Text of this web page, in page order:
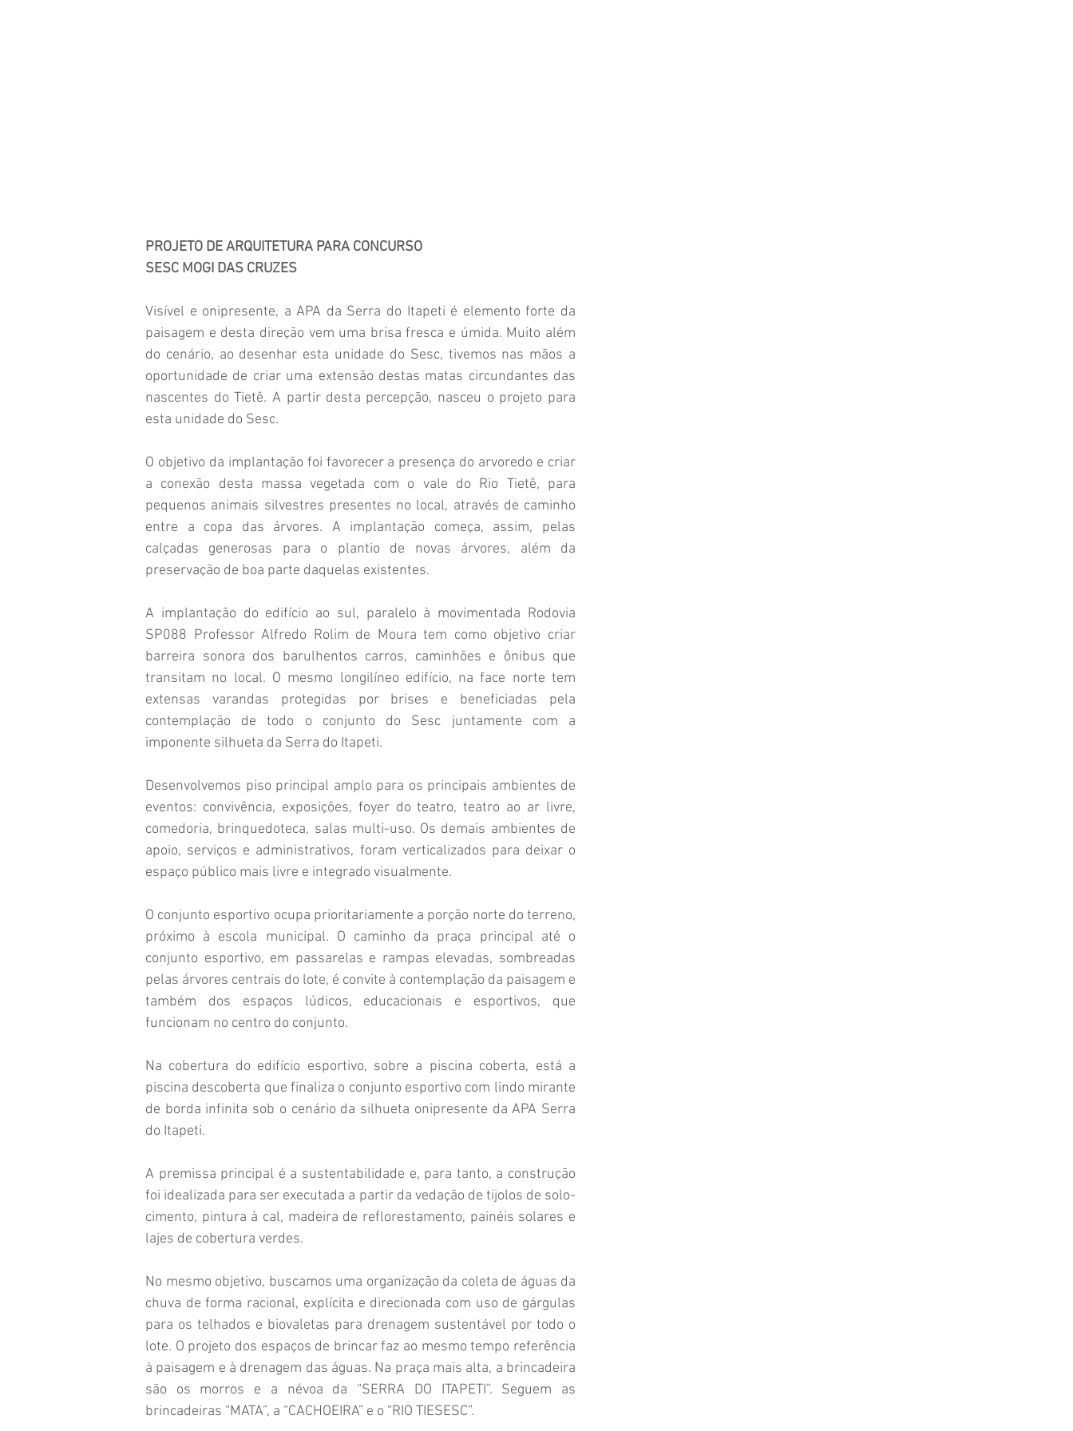
PROJETO DE ARQUITETURA PARA CONCURSO
SESC MOGI DAS CRUZES
Visível e onipresente, a APA da Serra do Itapeti é elemento forte da
paisagem e desta direção vem uma brisa fresca e úmida. Muito além
do cenário, ao desenhar esta unidade do Sesc, tivemos nas mãos a
oportunidade de criar uma extensão destas matas circundantes das
nascentes do Tietê. A partir desta percepção, nasceu o projeto para
esta unidade do Sesc.
O objetivo da implantação foi favorecer a presença do arvoredo e criar
a conexão desta massa vegetada com o vale do Rio Tietê, para
pequenos animais silvestres presentes no local, através de caminho
entre a copa das árvores. A implantação começa, assim, pelas
calçadas generosas para o plantio de novas árvores, além da
preservação de boa parte daquelas existentes.
A implantação do edifício ao sul, paralelo à movimentada Rodovia
SP088 Professor Alfredo Rolim de Moura tem como objetivo criar
barreira sonora dos barulhentos carros, caminhões e ônibus que
transitam no local. O mesmo longilíneo edifício, na face norte tem
extensas varandas protegidas por brises e beneficiadas pela
contemplação de todo o conjunto do Sesc juntamente com a
imponente silhueta da Serra do Itapeti.
Desenvolvemos piso principal amplo para os principais ambientes de
eventos: convivência, exposições, foyer do teatro, teatro ao ar livre,
comedoria, brinquedoteca, salas multi-uso. Os demais ambientes de
apoio, serviços e administrativos, foram verticalizados para deixar o
espaço público mais livre e integrado visualmente.
O conjunto esportivo ocupa prioritariamente a porção norte do terreno,
próximo à escola municipal. O caminho da praça principal até o
conjunto esportivo, em passarelas e rampas elevadas, sombreadas
pelas árvores centrais do lote, é convite à contemplação da paisagem e
também dos espaços lúdicos, educacionais e esportivos, que
funcionam no centro do conjunto.
Na cobertura do edifício esportivo, sobre a piscina coberta, está a
piscina descoberta que finaliza o conjunto esportivo com lindo mirante
de borda infinita sob o cenário da silhueta onipresente da APA Serra
do Itapeti.
A premissa principal é a sustentabilidade e, para tanto, a construção
foi idealizada para ser executada a partir da vedação de tijolos de solo-
cimento, pintura à cal, madeira de reflorestamento, painéis solares e
lajes de cobertura verdes.
No mesmo objetivo, buscamos uma organização da coleta de águas da
chuva de forma racional, explícita e direcionada com uso de gárgulas
para os telhados e biovaletas para drenagem sustentável por todo o
lote. O projeto dos espaços de brincar faz ao mesmo tempo referência
à paisagem e à drenagem das águas. Na praça mais alta, a brincadeira
são os morros e a névoa da “SERRA DO ITAPETI”. Seguem as
brincadeiras “MATA”, a “CACHOEIRA” e o “RIO TIESESC”.